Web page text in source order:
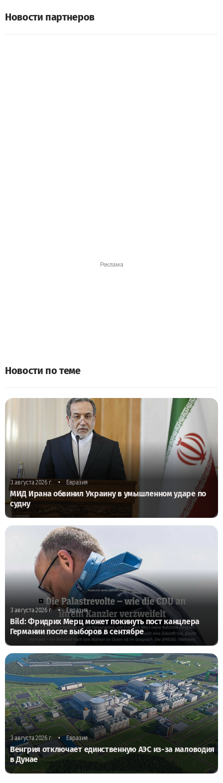
Новости партнеров
Новости по теме
3 августа 2026 г. • Евразия
МИД Ирана обвинил Украину в умышленном ударе по
судну
3 августа 2026 г. • Евразия
Bild: Фридрих Мерц может покинуть пост канцлера
Германии после выборов в сентябре
3 августа 2026 г. • Евразия
Венгрия отключает единственную АЭС из-за маловодия
в Дунае